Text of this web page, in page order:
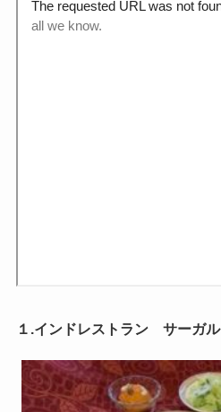
１.インドレストラン サーガル